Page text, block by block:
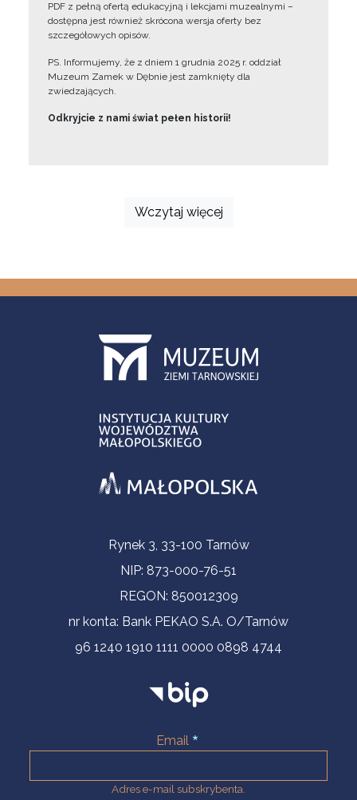
PDF z pełną ofertą edukacyjną i lekcjami muzealnymi –
dostępna jest również skrócona wersja oferty bez
szczegółowych opisów.
PS. Informujemy, że z dniem 1 grudnia 2025 r. oddział
Muzeum Zamek w Dębnie jest zamknięty dla
zwiedzających.
Odkryjcie z nami świat pełen historii!
Wczytaj więcej
Informacje kontaktoweRynek 3, 33-100 Tarnów
NIP: 873-000-76-51
REGON: 850012309
nr konta: Bank PEKAO S.A. O/Tarnów
96 1240 1910 1111 0000 0898 4744
Email
Adres e-mail subskrybenta.